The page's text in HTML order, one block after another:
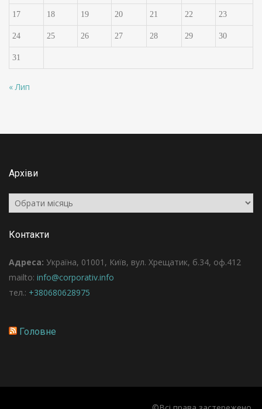
17 18 19 20 21 22 23
24 25 26 27 28 29 30
31
« Лип
Архіви
Архіви
Контакти
Адреса: Україна, 01001, Київ, вул. Хрещатик, б.34, оф.412
mailto: info@corporativ.info
тел.: +380680628975
Головне